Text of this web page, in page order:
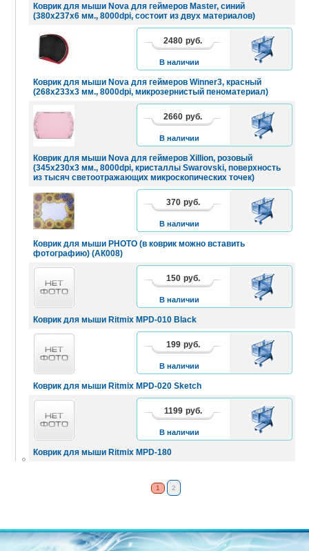
Коврик для мыши Nova для геймеров Master, синий
(380х237х6 мм., 8000dpi, состоит из двух материалов)
Коврик для мыши Nova для геймеров Winner3, красный
(268х233х3 мм., 8000dpi, микрозернистый пеноматериал)
2480 руб.
В наличии
В
КОРЗИНУ
Коврик для мыши Nova для геймеров Xillion, розовый
(345х230х3 мм., 8000dpi, кристаллы Swarovski, поверхность
из тысяч светоотражающих микроскопических точек)
2660 руб.
В наличии
В
КОРЗИНУ
Коврик для мыши PHOTO (в коврик можно вставить
фотографию) (АК008)
370 руб.
В наличии
В
КОРЗИНУ
Коврик для мыши Ritmix MPD-010 Black
150 руб.
В наличии
В
КОРЗИНУ
Коврик для мыши Ritmix MPD-020 Sketch
199 руб.
В наличии
В
КОРЗИНУ
Коврик для мыши Ritmix MPD-180
1199 руб.
В наличии
В
КОРЗИНУ
1 2